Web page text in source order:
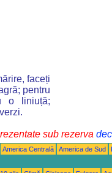
faceți
pentru
o liniuță;
sub rezerva
America Centrală America de Sud